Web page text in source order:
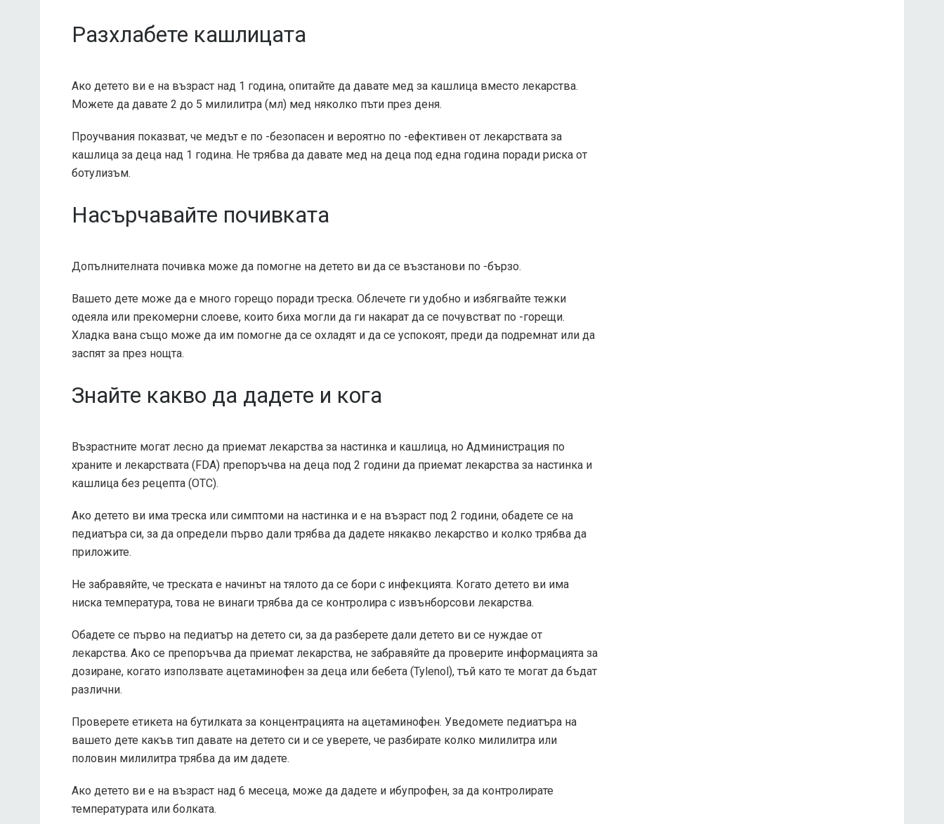
Разхлабете кашлицата
Ако детето ви е на възраст над 1 година, опитайте да давате мед за кашлица вместо лекарства.
Можете да давате 2 до 5 милилитра (мл) мед няколко пъти през деня.
Проучвания показват, че медът е по -безопасен и вероятно по -ефективен от лекарствата за
кашлица за деца над 1 година. Не трябва да давате мед на деца под една година поради риска от
ботулизъм.
Насърчавайте почивката
Допълнителната почивка може да помогне на детето ви да се възстанови по -бързо.
Вашето дете може да е много горещо поради треска. Облечете ги удобно и избягвайте тежки
одеяла или прекомерни слоеве, които биха могли да ги накарат да се почувстват по -горещи.
Хладка вана също може да им помогне да се охладят и да се успокоят, преди да подремнат или да
заспят за през нощта.
Знайте какво да дадете и кога
Възрастните могат лесно да приемат лекарства за настинка и кашлица, но Администрация по
храните и лекарствата (FDA) препоръчва на деца под 2 години да приемат лекарства за настинка и
кашлица без рецепта (OTC).
Ако детето ви има треска или симптоми на настинка и е на възраст под 2 години, обадете се на
педиатъра си, за да определи първо дали трябва да дадете някакво лекарство и колко трябва да
приложите.
Не забравяйте, че треската е начинът на тялото да се бори с инфекцията. Когато детето ви има
ниска температура, това не винаги трябва да се контролира с извънборсови лекарства.
Обадете се първо на педиатър на детето си, за да разберете дали детето ви се нуждае от
лекарства. Ако се препоръчва да приемат лекарства, не забравяйте да проверите информацията за
дозиране, когато използвате ацетаминофен за деца или бебета (Tylenol), тъй като те могат да бъдат
различни.
Проверете етикета на бутилката за концентрацията на ацетаминофен. Уведомете педиатъра на
вашето дете какъв тип давате на детето си и се уверете, че разбирате колко милилитра или
половин милилитра трябва да им дадете.
Ако детето ви е на възраст над 6 месеца, може да дадете и ибупрофен, за да контролирате
температурата или болката.